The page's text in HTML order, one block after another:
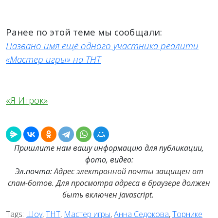
Ранее по этой теме мы сообщали:
Названо имя ещё одного участника реалити
«Мастер игры» на ТНТ
«Я Игрок»
Пришлите нам вашу информацию для публикации,
фото, видео:
Эл.почта:Адрес электронной почты защищен от
спам-ботов. Для просмотра адреса в браузере должен
быть включен Javascript.
Tags: Шоу,ТНТ, Мастер игры,Анна Седокова,Торнике